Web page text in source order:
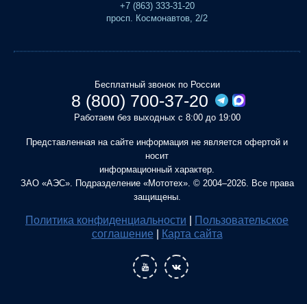
+7 (863) 333-31-20
просп. Космонавтов, 2/2
Бесплатный звонок по России
8 (800) 700-37-20
Работаем без выходных с 8:00 до 19:00
Представленная на сайте информация не является офертой и
носит
информационный характер.
ЗАО «АЭС». Подразделение «Мототех». © 2004–2026. Все права
защищены.
Политика конфиденциальности
Пользовательское
соглашение
Карта сайта